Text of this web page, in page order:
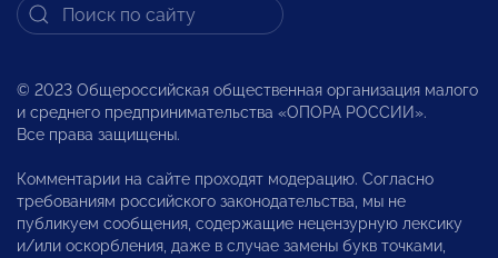
© 2023 Общероссийская общественная организация малого
и среднего предпринимательства «ОПОРА РОССИИ».
Все права защищены.
Комментарии на сайте проходят модерацию. Согласно
требованиям российского законодательства, мы не
публикуем сообщения, содержащие нецензурную лексику
и/или оскорбления, даже в случае замены букв точками,